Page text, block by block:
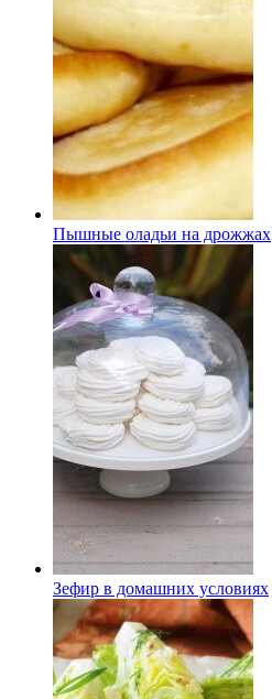
Пышные оладьи на дрожжах
Зефир в домашних условиях